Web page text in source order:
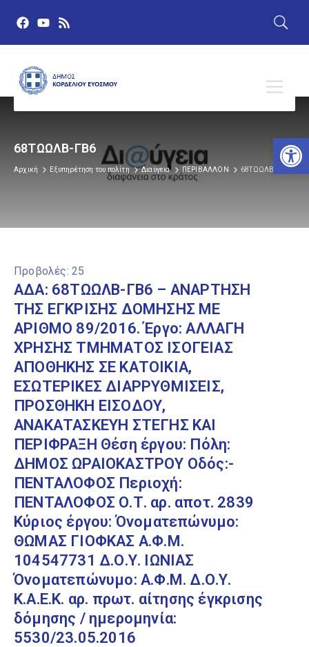
68ΤΩΩΛΒ-ΓΒ6
Αρχική Εξυπηρέτηση του πολίτη Διαύγεια ΠΕΡΙΒΑΛΛΟΝ 68ΤΩΩΛΒ-ΓΒ6
Προβολές: 25
ΑΔΑ: 68ΤΩΩΛΒ-ΓΒ6 – ΑΝΑΡΤΗΣΗ
ΤΗΣ ΕΓΚΡΙΣΗΣ ΔΟΜΗΣΗΣ ΜΕ
ΑΡΙΘΜΟ 89/2016. Έργο: ΑΛΛΑΓΗ
ΧΡΗΣΗΣ ΤΜΗΜΑΤΟΣ ΙΣΟΓΕΙΑΣ
ΑΠΟΘΗΚΗΣ ΣΕ ΚΑΤΟΙΚΙΑ,
ΕΣΩΤΕΡΙΚΕΣ ΔΙΑΡΡΥΘΜΙΣΕΙΣ,
ΠΡΟΣΘΗΚΗ ΕΙΣΟΔΟΥ,
ΑΝΑΚΑΤΑΣΚΕΥΗ ΣΤΕΓΗΣ ΚΑΙ
ΠΕΡΙΦΡΑΞΗ Θέση έργου: Πόλη:
ΔΗΜΟΣ ΩΡΑΙΟΚΑΣΤΡΟΥ Οδός:-
ΠΕΝΤΑΛΟΦΟΣ Περιοχή:
ΠΕΝΤΑΛΟΦΟΣ Ο.Τ. αρ. αποτ. 2839
Κύριος έργου: Όνοματεπώνυμο:
ΘΩΜΑΣ ΓΙΟΦΚΑΣ Α.Φ.Μ.
104547731 Δ.Ο.Υ. ΙΩΝΙΑΣ
Όνοματεπώνυμο: Α.Φ.Μ. Δ.Ο.Υ.
Κ.Α.Ε.Κ. αρ. πρωτ. αίτησης έγκρισης
δόμησης / ημερομηνία:
5530/23.05.2016